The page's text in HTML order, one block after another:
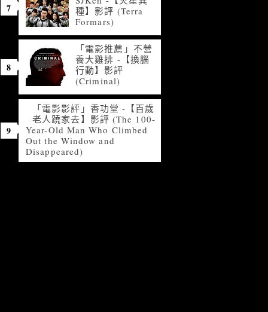
種】影評 (Terra
Formars)
「電影推薦」不營
養大雞排 -【換腦
行動】影評
(Criminal)
「電影影評」香功堂 -【百歲
老人蹺家去】影評 (The 100-
Year-Old Man Who Climbed
Out the Window and
Disappeared)